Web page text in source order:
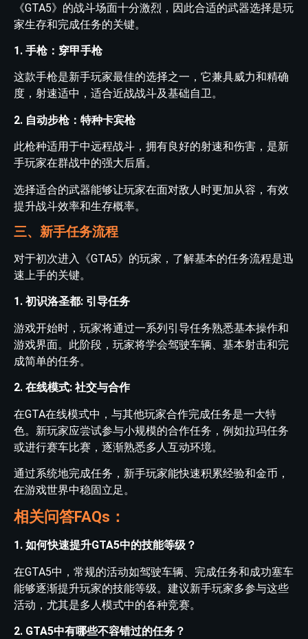
《GTA5》的战斗场面十分激烈，因此合适的武器选择是玩
家生存和完成任务的关键。
1. 手枪：穿甲手枪
这款手枪是新手玩家最佳的选择之一，它兼具威力和精确
度，射速适中，适合近战战斗及基础自卫。
2. 自动步枪：特种卡宾枪
此枪种适用于中远程战斗，拥有良好的射速和伤害，是新
手玩家在群战中的强大后盾。
选择适合的武器能够让玩家在面对敌人时更加从容，有效
提升战斗效率和生存概率。
三、新手任务流程
对于初次进入《GTA5》的玩家，了解基本的任务流程是迅
速上手的关键。
1. 初识洛圣都: 引导任务
游戏开始时，玩家将通过一系列引导任务熟悉基本操作和
游戏界面。此阶段，玩家将学会驾驶车辆、基本射击和完
成简单的任务。
2. 在线模式: 社交与合作
在GTA在线模式中，与其他玩家合作完成任务是一大特
色。新玩家应尝试参与小规模的合作任务，例如拉玛任务
或进行赛车比赛，逐渐熟悉多人互动环境。
通过系统地完成任务，新手玩家能快速积累经验和金币，
在游戏世界中稳固立足。
相关问答FAQs：
1. 如何快速提升GTA5中的技能等级？
在GTA5中，常规的活动如驾驶车辆、完成任务和成功塞车
能够逐渐提升玩家的技能等级。建议新手玩家多参与这些
活动，尤其是多人模式中的各种竞赛。
2. GTA5中有哪些不容错过的任务？